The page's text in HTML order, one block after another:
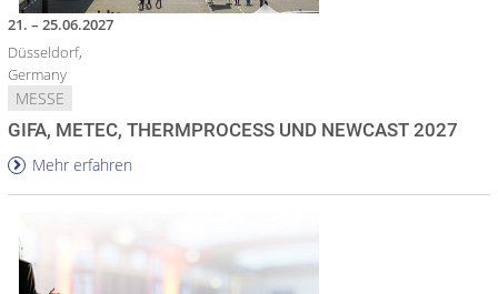
21. – 25.06.2027
Düsseldorf,
Germany
MESSE
GIFA, METEC, THERMPROCESS UND NEWCAST 2027
Mehr erfahren